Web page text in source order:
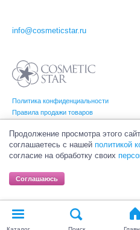
Политика конфиденциальности
Правила продажи товаров
info@cosmeticstar.ru
(Косметик Стар). Все права на товарные
владельцам.
Продолжение просмотра этого
соглашаетесь с нашей политикой
согласие на обработку своих
Соглашаюсь